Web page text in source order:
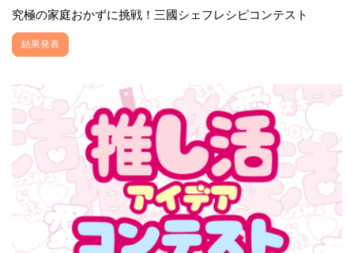
究極の家庭おかずに挑戦！三國シェフレシピコンテスト
結果発表